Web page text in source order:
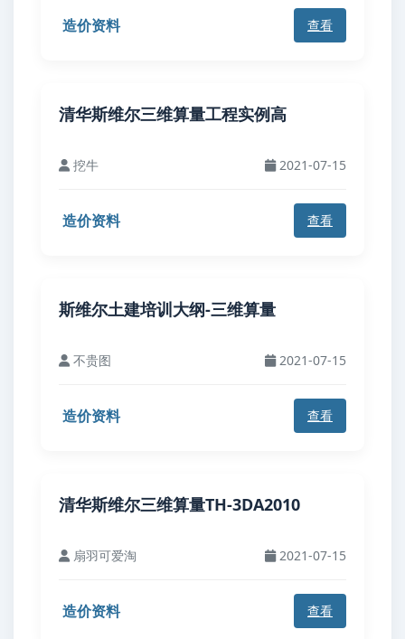
造价资料 查看
清华斯维尔三维算量工程实例高
挖牛 2021-07-15
造价资料 查看
斯维尔土建培训大纲-三维算量
不贵图 2021-07-15
造价资料 查看
清华斯维尔三维算量TH-3DA2010
扇羽可爱淘 2021-07-15
造价资料 查看